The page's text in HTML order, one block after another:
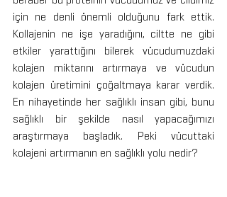
için ne denli önemli olduğunu fark ettik.
Kollajenin ne işe yaradığını, ciltte ne gibi
etkiler yarattığını bilerek vücudumuzdaki
kolajen miktarını artırmaya ve vücudun
kolajen üretimini çoğaltmaya karar verdik.
En nihayetinde her sağlıklı insan gibi, bunu
sağlıklı bir şekilde nasıl yapacağımızı
araştırmaya başladık. Peki vücuttaki
kolajeni artırmanın en sağlıklı yolu nedir?